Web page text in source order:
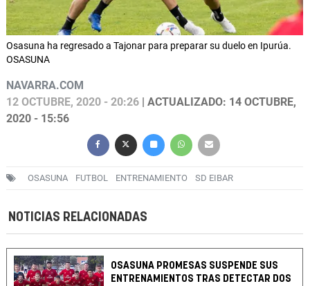
Osasuna ha regresado a Tajonar para preparar su duelo en Ipurúa.
OSASUNA
NAVARRA.COM
12 OCTUBRE, 2020 - 20:26 | ACTUALIZADO: 14 OCTUBRE,
2020 - 15:56
OSASUNA FUTBOL ENTRENAMIENTO SD EIBAR
NOTICIAS RELACIONADAS
OSASUNA PROMESAS SUSPENDE SUS
ENTRENAMIENTOS TRAS DETECTAR DOS